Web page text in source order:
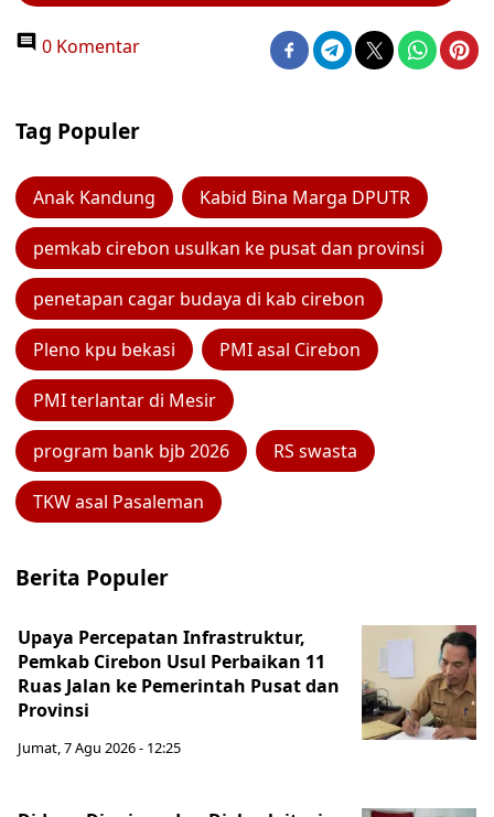
0 Komentar
Tag Populer
Anak Kandung Kabid Bina Marga DPUTR
pemkab cirebon usulkan ke pusat dan provinsi
penetapan cagar budaya di kab cirebon
Pleno kpu bekasi PMI asal Cirebon
PMI terlantar di Mesir
program bank bjb 2026 RS swasta
TKW asal Pasaleman
Berita Populer
Upaya Percepatan Infrastruktur,
Pemkab Cirebon Usul Perbaikan 11
Ruas Jalan ke Pemerintah Pusat dan
Provinsi
Jumat, 7 Agu 2026 - 12:25